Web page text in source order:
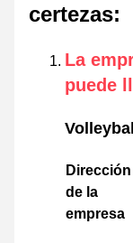
certezas:
La
puede
Dirección
de la
empresa